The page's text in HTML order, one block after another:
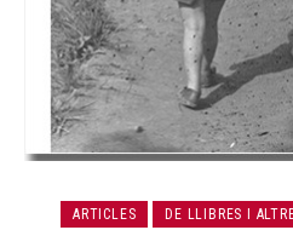
ARTICLES DE LLIBRES I